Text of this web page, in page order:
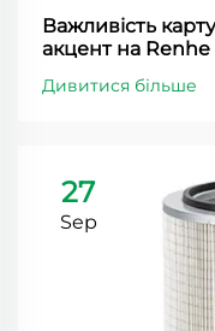
Важливість
акцент на Renhe
Дивитися більше
27
Sep